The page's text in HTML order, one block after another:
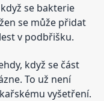
se bakterie
se může přidat
v podbřišku.
když se část
To už není
vyšetření.